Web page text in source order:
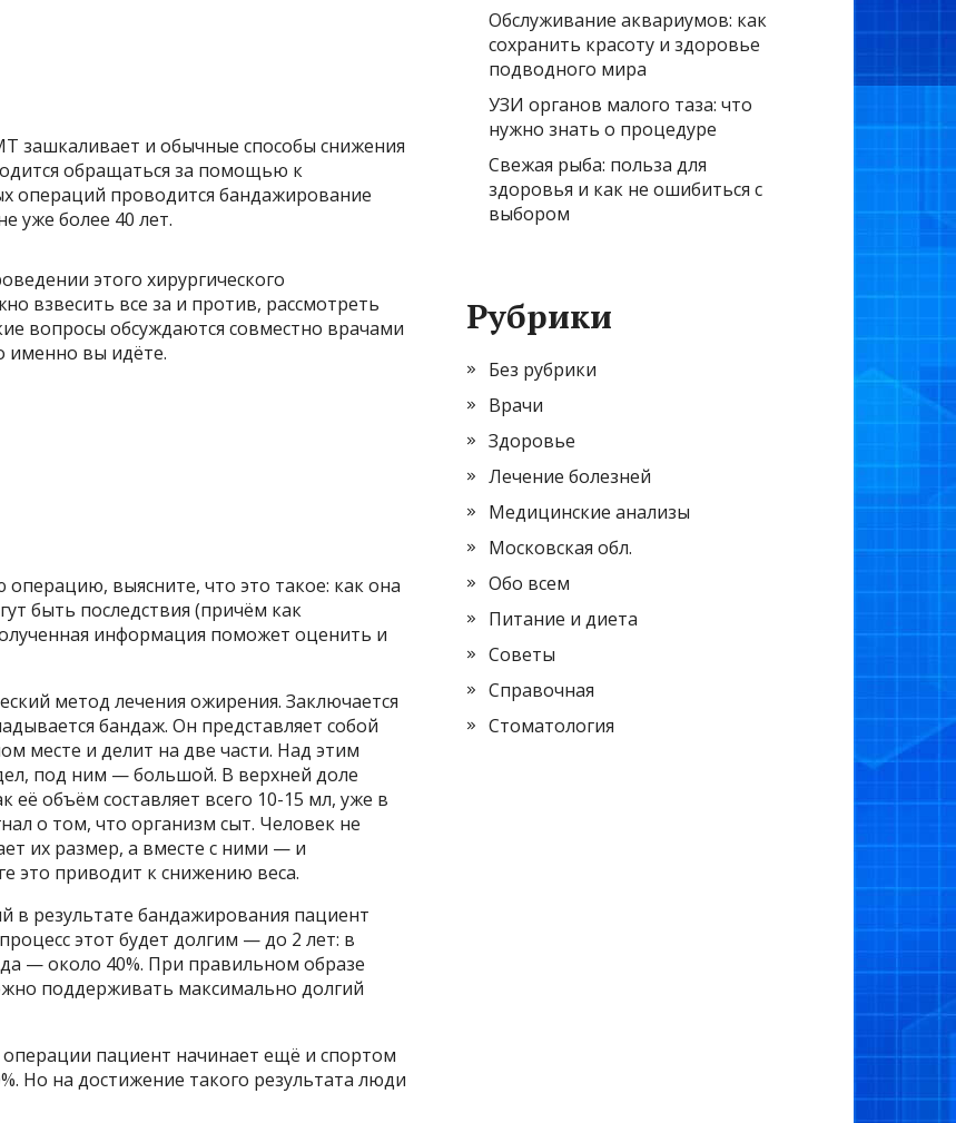
зашкаливает и обычные способы снижения
обращаться за помощью к
операций проводится бандажирование
уже более 40 лет.
этого хирургического
взвесить все за и против, рассмотреть
вопросы обсуждаются совместно врачами
именно вы идёте.
выясните, что это такое: как она
быть последствия (причём как
информация поможет оценить и
метод лечения ожирения. Заключается
бандаж. Он представляет собой
месте и делит на две части. Над этим
под ним — большой. В верхней доле
объём составляет всего 10-15 мл, уже в
о том, что организм сыт. Человек не
их размер, а вместе с ними — и
это приводит к снижению веса.
результате бандажирования пациент
этот будет долгим — до 2 лет: в
— около 40%. При правильном образе
поддерживать максимально долгий
операции пациент начинает ещё и спортом
Но на достижение такого результата люди
Обслуживание аквариумов: как
сохранить красоту и здоровье
подводного мира
УЗИ органов малого таза: что
нужно знать о процедуре
Свежая рыба: польза для
здоровья и как не ошибиться с
выбором
Рубрики
Без рубрики
Врачи
Здоровье
Лечение болезней
Медицинские анализы
Московская обл.
Обо всем
Питание и диета
Советы
Справочная
Стоматология